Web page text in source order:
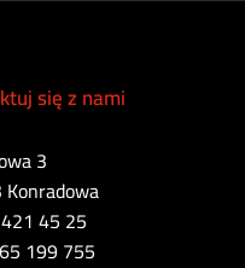
się z nami
3
45 25
199 755